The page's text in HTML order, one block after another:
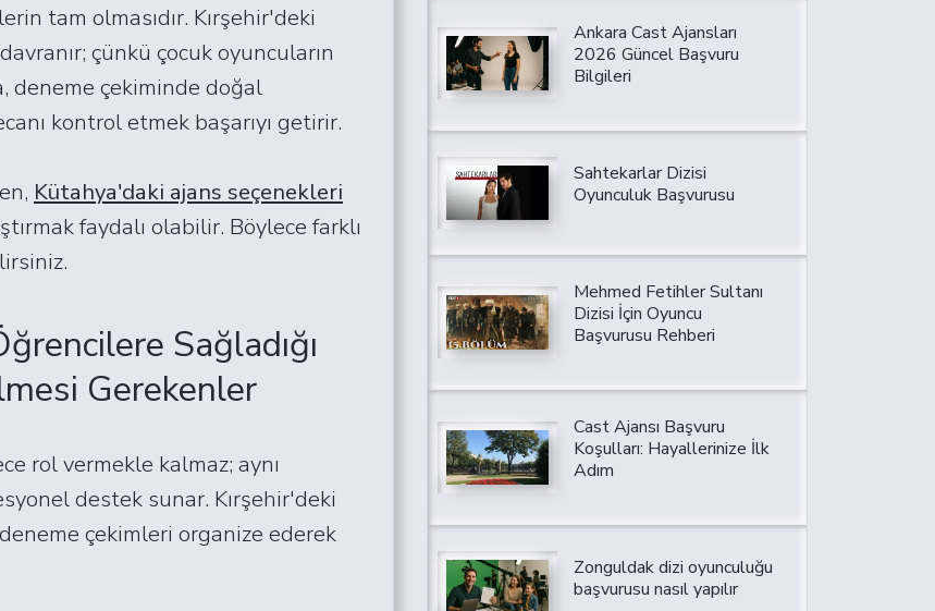
tam olmasıdır. Kırşehir'deki
çünkü çocuk oyuncuların
deneme çekiminde doğal
kontrol etmek başarıyı getirir.
Kütahya'daki ajans seçenekleri
faydalı olabilir. Böylece farklı
Sağladığı
Gerekenler
rol vermekle kalmaz; aynı
destek sunar. Kırşehir'deki
çekimleri organize ederek
Ankara Cast Ajansları
2026 Güncel Başvuru
Bilgileri
Sahtekarlar Dizisi
Oyunculuk Başvurusu
Mehmed Fetihler Sultanı
Dizisi İçin Oyuncu
Başvurusu Rehberi
Cast Ajansı Başvuru
Koşulları: Hayallerinize İlk
Adım
Zonguldak dizi oyunculuğu
başvurusu nasıl yapılır